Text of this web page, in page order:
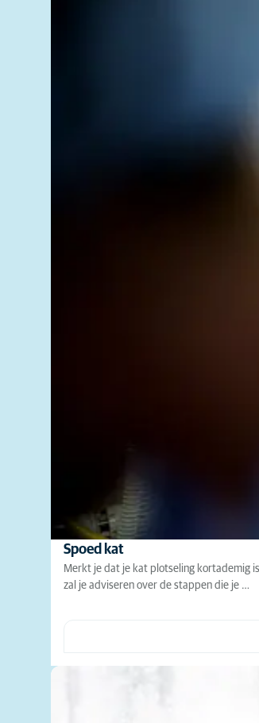
Spoed kat
Merkt je dat je kat plotseling kortademig
zal je adviseren over de stappen die je …